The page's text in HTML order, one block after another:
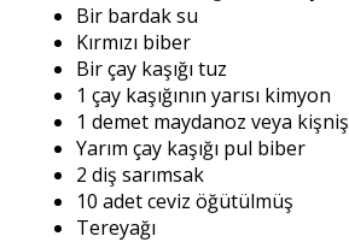
Bir bardak su
Kırmızı biber
Bir çay kaşığı tuz
1 çay kaşığının yarısı kimyon
1 demet maydanoz veya kişniş
Yarım çay kaşığı pul biber
2 diş sarımsak
10 adet ceviz öğütülmüş
Tereyağı